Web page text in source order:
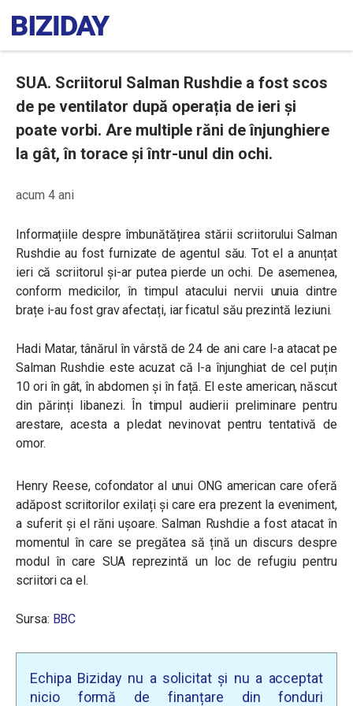
SUA. Scriitorul Salman Rushdie a fost scos
de pe ventilator după operația de ieri și
poate vorbi. Are multiple răni de înjunghiere
la gât, în torace și într-unul din ochi.
acum 4 ani
Informațiile despre îmbunătățirea stării scriitorului Salman
Rushdie au fost furnizate de agentul său. Tot el a anunțat
ieri că scriitorul și-ar putea pierde un ochi. De asemenea,
conform medicilor, în timpul atacului nervii unuia dintre
brațe i-au fost grav afectați, iar ficatul său prezintă leziuni.
Hadi Matar, tânărul în vârstă de 24 de ani care l-a atacat pe
Salman Rushdie este acuzat că l-a înjunghiat de cel puțin
10 ori în gât, în abdomen și în față. El este american, născut
din părinți libanezi. În timpul audierii preliminare pentru
arestare, acesta a pledat nevinovat pentru tentativă de
omor.
Henry Reese, cofondator al unui ONG american care oferă
adăpost scriitorilor exilați și care era prezent la eveniment,
a suferit și el răni ușoare. Salman Rushdie a fost atacat în
momentul în care se pregătea să țină un discurs despre
modul în care SUA reprezintă un loc de refugiu pentru
scriitori ca el.
Sursa: BBC
Echipa Biziday nu a solicitat și nu a acceptat
nicio formă de finanțare din fonduri